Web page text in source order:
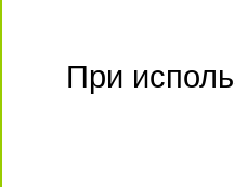
При